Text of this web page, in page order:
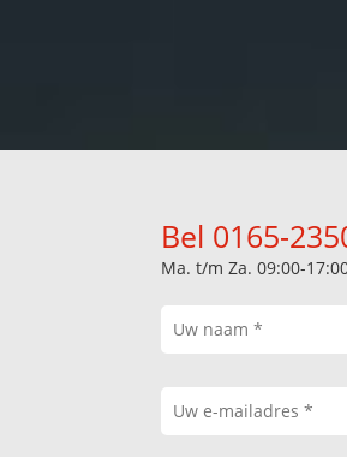
Bel 0165-
Ma. t/m Za. 09:00-